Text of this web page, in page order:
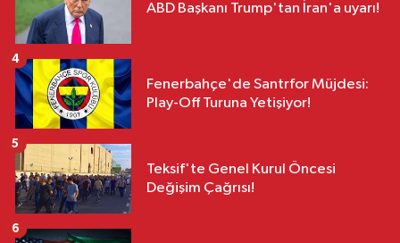
ABD Başkanı Trump'tan İran'a uyarı!
Fenerbahçe'de Santrfor Müjdesi:
Play-Off Turuna Yetişiyor!
4
Teksif'te Genel Kurul Öncesi
Değişim Çağrısı!
5
6